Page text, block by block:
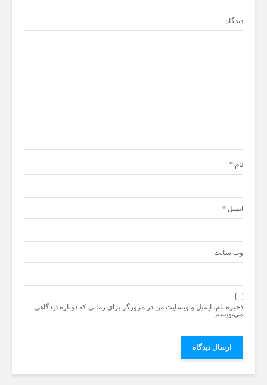
دیدگاه
نام *
ایمیل *
وب‌ سایت
ذخیره نام، ایمیل و وبسایت من در مرورگر برای زمانی که دوباره دیدگاهی
می‌نویسم.